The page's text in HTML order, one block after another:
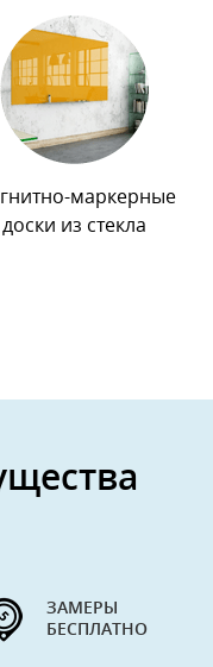
маркерные
доски из стекла
ЗАМЕРЫ
БЕСПЛАТНО